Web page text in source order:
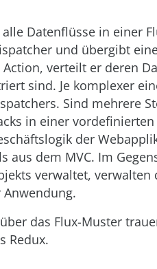
Datenflüsse in einer
und übergibt
verteilt er deren
sind. Je komplexer
Sind mehrere
in einer
der
aus dem MVC. Im
verwaltet, verwalten
das Flux-Muster
Redux.